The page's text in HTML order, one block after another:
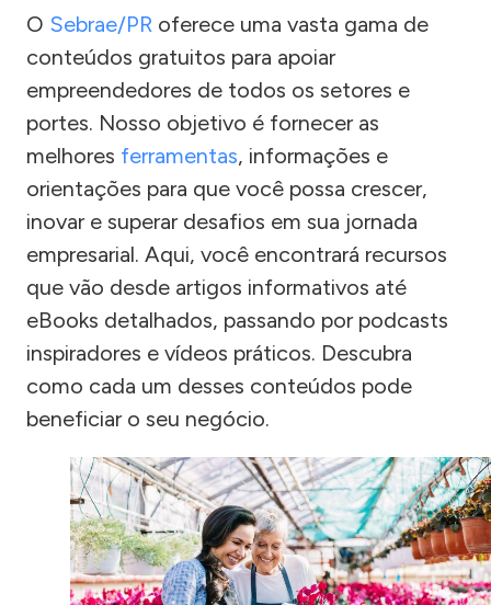
O Sebrae/PR oferece uma vasta gama de
conteúdos gratuitos para apoiar
empreendedores de todos os setores e
portes. Nosso objetivo é fornecer as
melhores ferramentas, informações e
orientações para que você possa crescer,
inovar e superar desafios em sua jornada
empresarial. Aqui, você encontrará recursos
que vão desde artigos informativos até
eBooks detalhados, passando por podcasts
inspiradores e vídeos práticos. Descubra
como cada um desses conteúdos pode
beneficiar o seu negócio.